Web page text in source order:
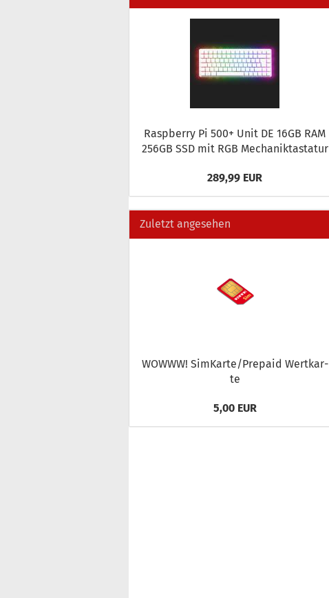
Raspber­ry Pi 500+ Unit DE 16GB RAM
256GB SSD mit RGB Me­cha­nik­tas­ta­tur
289,99 EUR
Zuletzt angesehen
WOWWW! Sim­Kar­te/Pre­paid Wert­kar­
te
5,00 EUR